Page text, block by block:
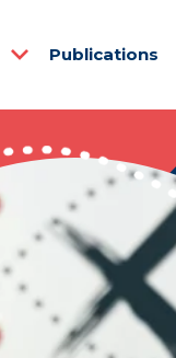
Publications